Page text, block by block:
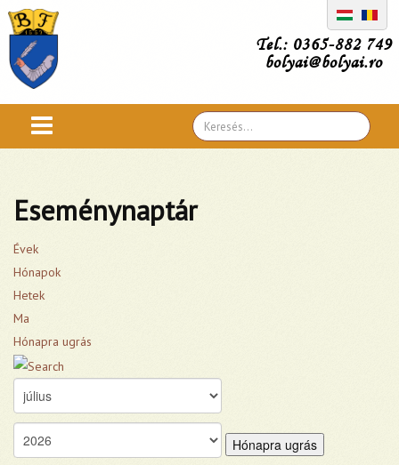
Tel.: 0365-882 749
bolyai@bolyai.ro
Search
...
Eseménynaptár
Évek
Hónapok
Hetek
Ma
Hónapra ugrás
Hónapra ugrás